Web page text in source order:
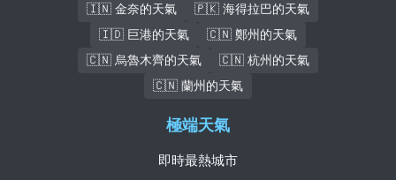
🇮🇳 金奈的天氣
🇵🇰 海得拉巴的天氣
🇮🇩 巨港的天氣
🇨🇳 鄭州的天氣
🇨🇳 烏魯木齊的天氣
🇨🇳 杭州的天氣
🇨🇳 蘭州的天氣
極端天氣
即時最熱城市